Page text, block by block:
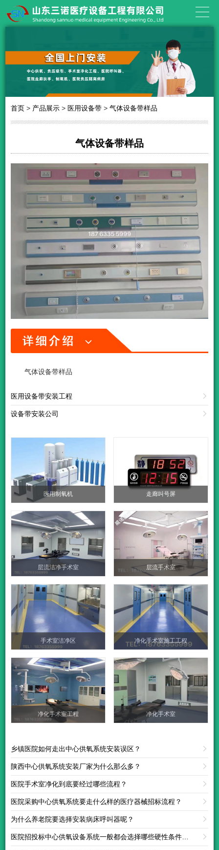
首页> 产品展示> 医用设备带> 气体设备带样品
气体设备带样品
气体设备带样品
医用设备带安装工程 
设备带安装公司 
医用制氧机 走廊叫号屏
层流洁净手术室 层流手术室
手术室洁净区 净化手术室施工工程
净化手术室工程 净化手术室
乡镇医院如何走出中心供氧系统安装误区？ 
陕西中心供氧系统安装厂家为什么那么多？ 
医院手术室净化到底要经过哪些流程？ 
医院采购中心供氧系统要走什么样的医疗器械招标流程？ 
为什么养老院要选择安装病床呼叫器呢？ 
医院招投标中心供氧设备系统一般都会选择哪些硬性条件呢？ 